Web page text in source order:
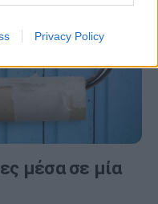
Privacy Policy
μέσα σε μία